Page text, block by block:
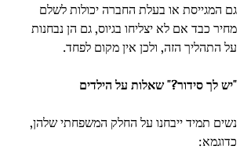
גם המגייסת או בעלת החברה יכולות לשלם
מחיר כבד אם לא יצליחו בגיוס, גם הן נבחנות
על התהליך הזה, ולכן אין מקום לפחד.
"יש לך סידור?" שאלות על הילדים
נשים תמיד ייבחנו על החלק המשפחתי שלהן,
כדוגמא: